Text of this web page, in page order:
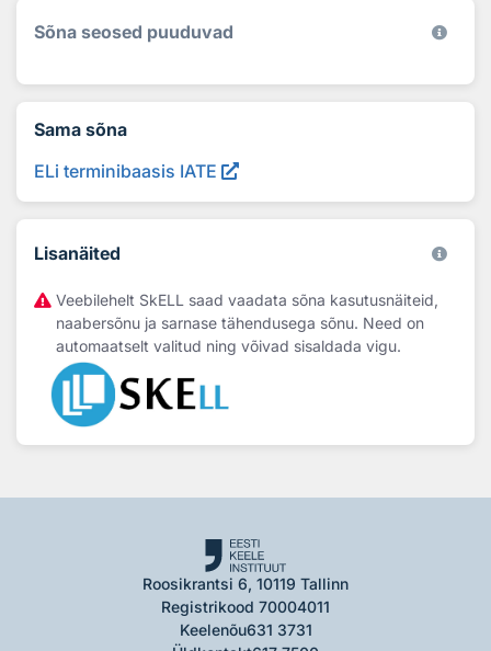
Sõna seosed puuduvad
Sama sõna
ELi terminibaasis IATE
Lisanäited
Veebilehelt SkELL saad vaadata sõna kasutusnäiteid,
naabersõnu ja sarnase tähendusega sõnu. Need on
automaatselt valitud ning võivad sisaldada vigu.
Roosikrantsi 6, 10119 Tallinn
Registrikood 70004011
Keelenõu631 3731